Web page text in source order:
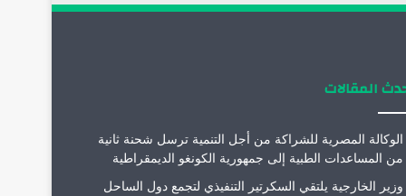
ن
ا
المقالات
الوكالة المصرية للشراكة من أجل التنمية ترسل شحنة ثانية
من المساعدات الطبية إلى جمهورية الكونغو الديمقراطية
وزير الخارجية يلتقي السكرتير التنفيذي لتجمع دول الساحل